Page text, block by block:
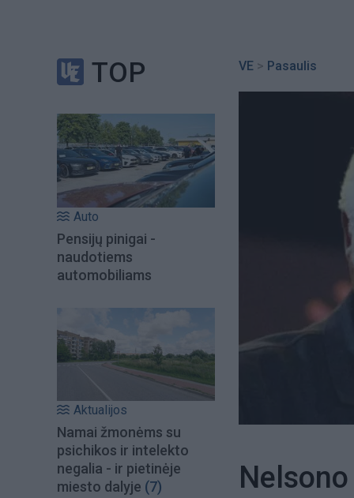
TOP
Auto
Pensijų pinigai -
naudotiems
automobiliams
Aktualijos
Namai žmonėms su
psichikos ir intelekto
negalia - ir pietinėje
miesto dalyje (7)
VE > Pasaulis